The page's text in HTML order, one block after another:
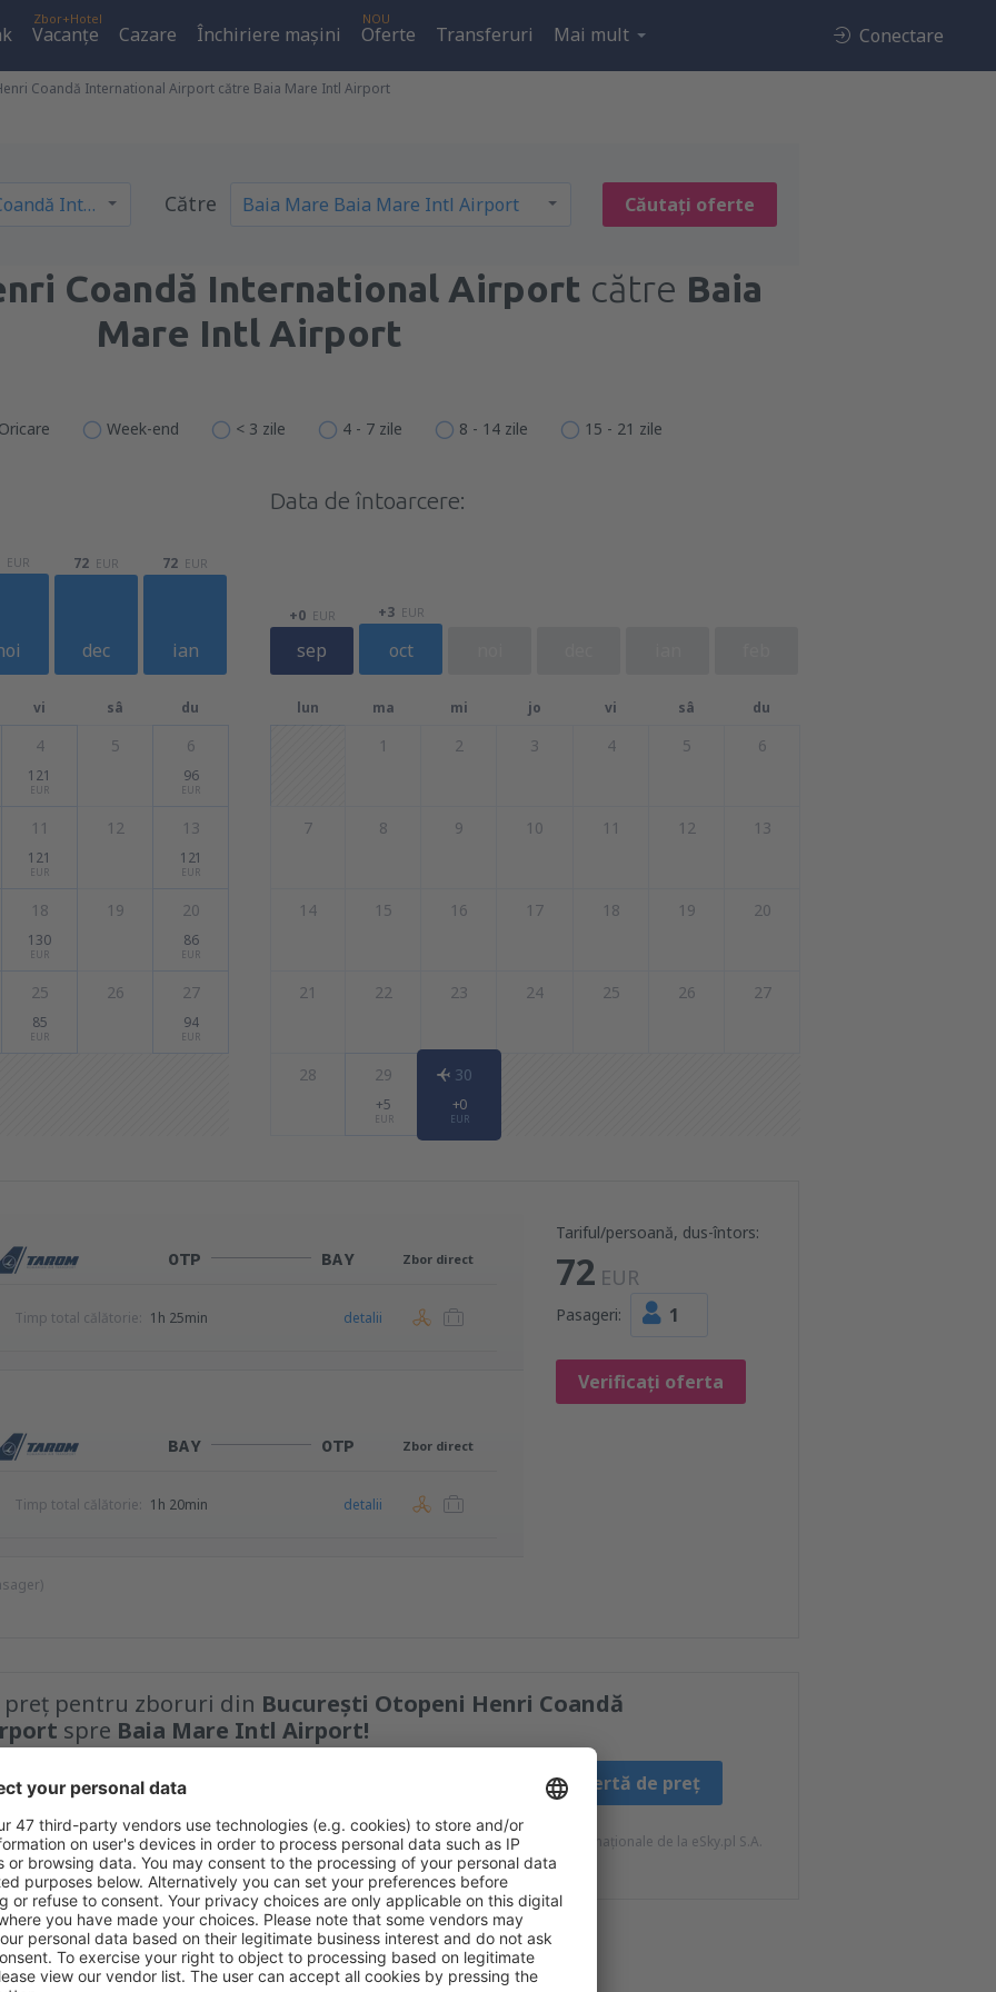
Zbor+Hotel
Vacanţe Cazare Închiriere mașini
NOU
Oferte Transferuri Mai mult Conectare
Coandă International Airport către Baia Mare Intl Airport
Către Căutați oferte
Coandă International Airport către Baia
Mare Intl Airport
Week-end < 3 zile 4 - 7 zile 8 - 14 zile 15 - 21 zile
EUR
dec
72 EUR
ian
72 EUR
vi sâ du
4
121
EUR
5 6
96
EUR
11
121
EUR
12 13
121
EUR
18
130
EUR
19 20
86
EUR
25
85
EUR
26 27
94
EUR
Data de întoarcere:
sep
+0 EUR
oct
+3 EUR
lun ma mi jo vi sâ du
1 2 3 4 5 6
7 8 9 10 11 12 13
14 15 16 17 18 19 20
21 22 23 24 25 26 27
28 29
+5
EUR
30
+0
EUR
Tariful/persoană, dus-întors:
72 EUR
Pasageri: 1
Verificați oferta
OTP BAY Zbor direct
Timp total călătorie: 1h 25min detalii
BAY OTP Zbor direct
Timp total călătorie: 1h 20min detalii
preț pentru zboruri din București Otopeni Henri Coandă
spre Baia Mare Intl Airport!
Tarif maxim Creați o alertă de preț
prețuri avantajoase în newsletter-ul nostru.Sunt de acord să primesc materiale informaționale de la eSky.pl S.A.
am furnizat-o.